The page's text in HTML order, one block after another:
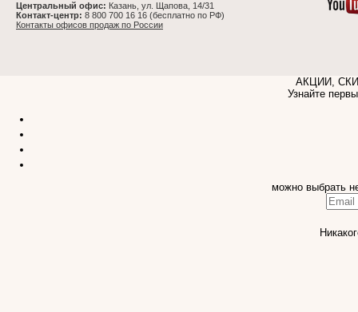
Центральный офис: Казань, ул. Щапова, 14/31
Контакт-центр: 8 800 700 16 16 (бесплатно по РФ)
Контакты офисов продаж по России
АКЦИИ,
Узнайте
можно выбрать